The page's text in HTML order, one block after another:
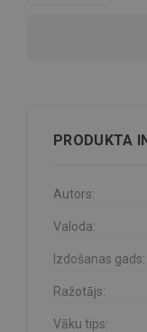
PRODUKTA
Autors:
Valoda:
Izdošanas gads:
Ražotājs:
Vāku tips: